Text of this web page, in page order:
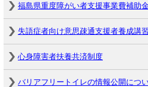
福島県重度障がい者支援事業費補助
失語症者向け意思疎通支援者養成講
心身障害者扶養共済制度
バリアフリートイレの情報公開につ